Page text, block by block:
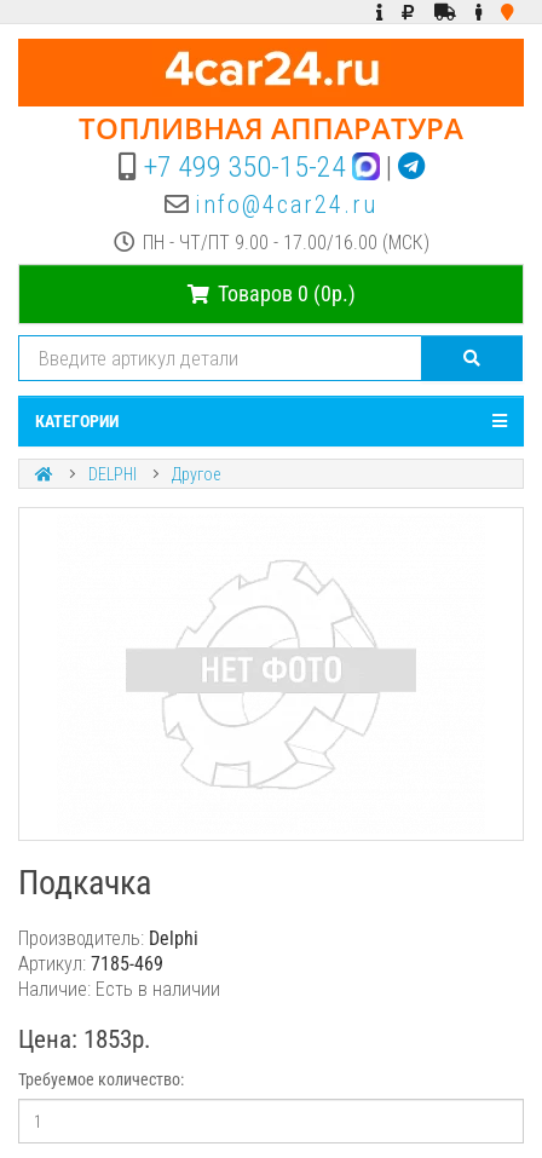
ТОПЛИВНАЯ АППАРАТУРА
+7 499 350-15-24 |
info@4car24.ru
ПН - ЧТ/ПТ 9.00 - 17.00/16.00 (МСК)
Товаров 0 (0р.)
КАТЕГОРИИ
DELPHI Другое
Подкачка
Производитель: Delphi
Артикул: 7185-469
Наличие: Есть в наличии
Цена: 1853р.
Требуемое количество: